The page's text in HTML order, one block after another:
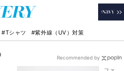
#Tシャツ #紫外線（UV）対策
Recommended by